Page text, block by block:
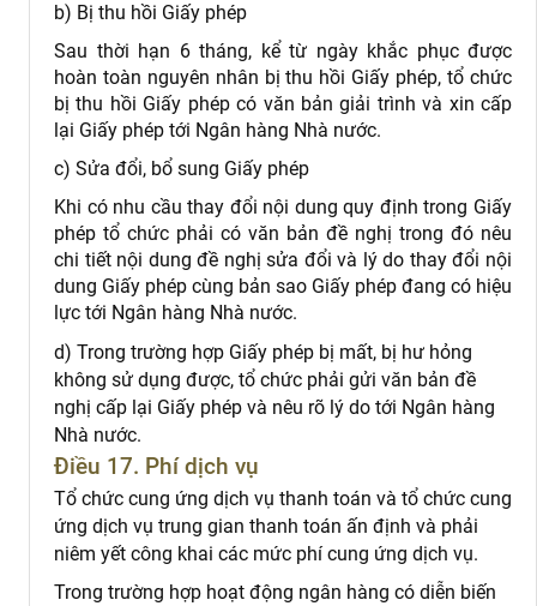
b) Bị thu hồi Giấy phép
Sau thời hạn 6 tháng, kể từ ngày khắc phục được
hoàn toàn nguyên nhân bị thu hồi Giấy phép, tổ chức
bị thu hồi Giấy phép có văn bản giải trình và xin cấp
lại Giấy phép tới Ngân hàng Nhà nước.
c) Sửa đổi, bổ sung Giấy phép
Khi có nhu cầu thay đổi nội dung quy định trong Giấy
phép tổ chức phải có văn bản đề nghị trong đó nêu
chi tiết nội dung đề nghị sửa đổi và lý do thay đổi nội
dung Giấy phép cùng bản sao Giấy phép đang có hiệu
lực tới Ngân hàng Nhà nước.
d) Trong trường hợp Giấy phép bị mất, bị hư hỏng
không sử dụng được, tổ chức phải gửi văn bản đề
nghị cấp lại Giấy phép và nêu rõ lý do tới Ngân hàng
Nhà nước.
Điều 17. Phí dịch vụ
Tổ chức cung ứng dịch vụ thanh toán và tổ chức cung
ứng dịch vụ trung gian thanh toán ấn định và phải
niêm yết công khai các mức phí cung ứng dịch vụ.
Trong trường hợp hoạt động ngân hàng có diễn biến